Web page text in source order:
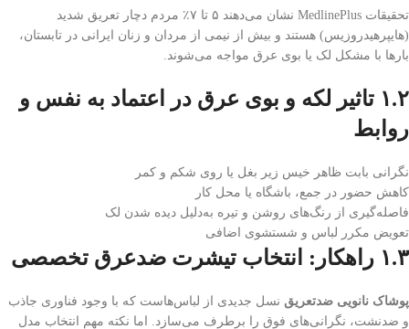
تحقیقات MedlinePlus نشان می‌دهند ۵ تا ۷٪ مردم دچار تعریق شدید
(هایپرهیدروزیس) هستند و بیش از نیمی از مردان و زنان ایرانی در تابستان،
بارها با مشکل لک یا بوی عرق مواجه می‌شوند.
۱.۲ تاثیر لکه و بوی عرق در اعتماد به نفس و
روابط
نگرانی بابت ظاهر خیس زیر بغل یا روی شکم و کمر
کاهش حضور در جمع، باشگاه یا محل کار
فاصله‌گیری از رنگ‌های روشن و تیره به‌دلیل دیده شدن لک
تعویض مکرر لباس و شستشوی اضافی
۱.۳ راهکار: انتخاب تیشرت ضدعرق تخصصی
پوشاک نانویی ضدتعریق نسل جدیدی از لباس‌هاست که با وجود فناوری جاذب
و ضدنشت، نگرانی‌های فوق را برطرف می‌سازد. اما نکته مهم انتخاب مدل